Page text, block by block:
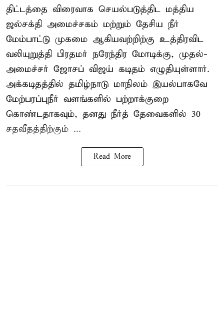
திட்டத்தை விரைவாக செயல்படுத்திட மத்திய
ஜல்சக்தி அமைச்சகம் மற்றும் தேசிய நீர்
மேம்பாட்டு முகமை ஆகியவற்றிற்கு உத்திரவிட
வலியுறுத்தி பிரதமர் நரேந்திர மோடிக்கு, முதல்-
அமைச்சர் ஜோசப் விஜய் கடிதம் எழுதியுள்ளார்.
அக்கடிதத்தில் தமிழ்நாடு மாநிலம் இயல்பாகவே
மேற்பரப்புநீர் வளங்களில் பற்றாக்குறை
கொண்டதாகவும், தனது நீர்த் தேவைகளில் 30
சதவீதத்திற்கும் ...
Read More